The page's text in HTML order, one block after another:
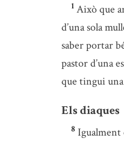
1 Això que
d’una sola
saber portar
pastor d’una
que tingui
Els diaques
8 Igualment